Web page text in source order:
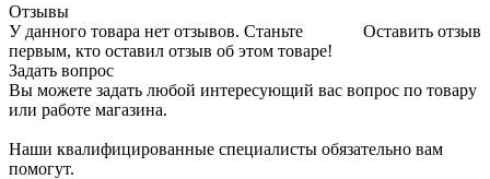
Отзывы
Оставить отзыв
У данного товара нет отзывов. Станьте
первым, кто оставил отзыв об этом товаре!
Задать вопрос
Вы можете задать любой интересующий вас вопрос по товару
или работе магазина.
Наши квалифицированные специалисты обязательно вам
помогут.